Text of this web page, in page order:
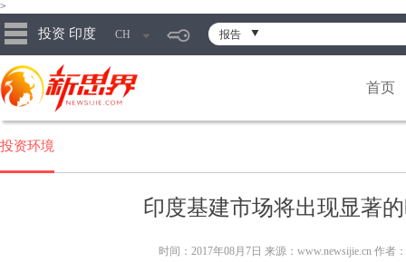
>
投资 印度 CH 报告
首页
投资环境
印度基建市场将出现显著
时间：2017年08月7日 来源：www.newsijie.cn 作者